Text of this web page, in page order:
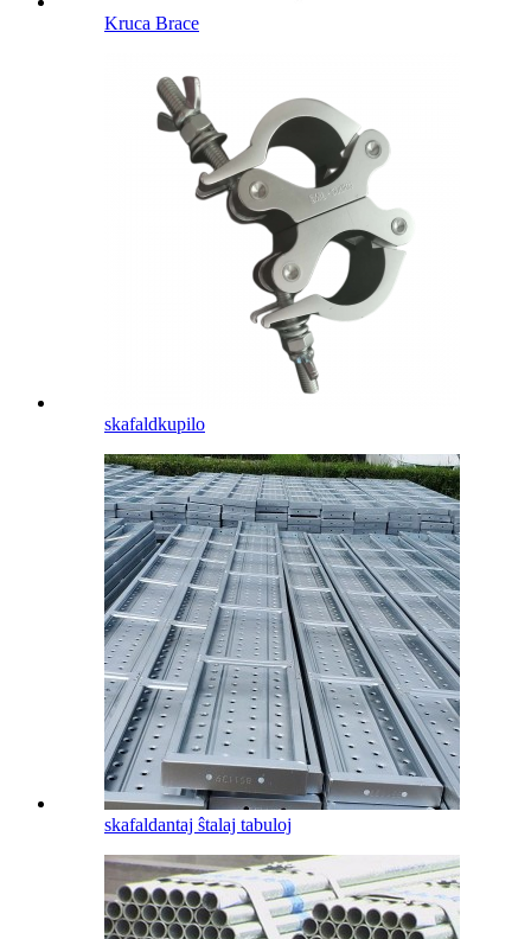
Kruca Brace
skafaldkupilo
skafaldantaj ŝtalaj tabuloj